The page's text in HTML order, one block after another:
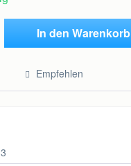
In den Warenkorb
Empfehlen